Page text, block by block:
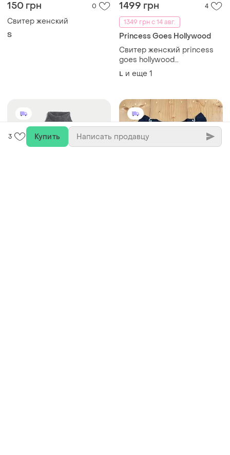
150 грн 0
Свитер женский
S
1499 грн
4
1349 грн с 14 авг.
Princess Goes Hollywood
Свитер женский princess
goes hollywood
кашемировый свитер гольф
водолазка кофточка из
L и еще 1
3 Купить